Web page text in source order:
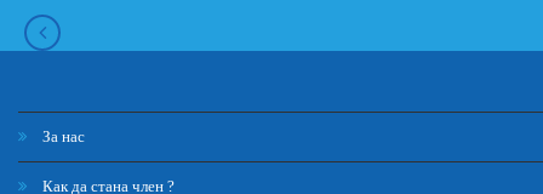
За нас
Как да стана член ?